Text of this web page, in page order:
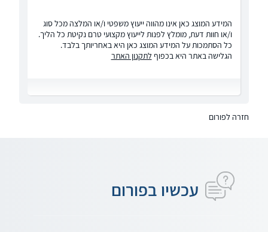
המידע המוצג כאן אינו מהווה ייעוץ משפטי ו/או המלצה מכל סוג
ו/או חוות דעת, מומלץ לפנות לייעוץ מקצועי טרם נקיטת כל הליך.
כל הסתמכות על המידע המוצג כאן היא באחריותך בלבד.
הגלישה באתר היא בכפוף לתקנון האתר
חזרה לפורום
עכשיו בפורום